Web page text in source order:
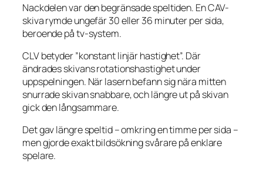
Nackdelen var den begränsade speltiden. En CAV-
skiva rymde ungefär 30 eller 36 minuter per sida,
beroende på tv-system.
CLV betyder ”konstant linjär hastighet”. Där
ändrades skivans rotationshastighet under
uppspelningen. När lasern befann sig nära mitten
snurrade skivan snabbare, och längre ut på skivan
gick den långsammare.
Det gav längre speltid – omkring en timme per sida –
men gjorde exakt bildsökning svårare på enklare
spelare.